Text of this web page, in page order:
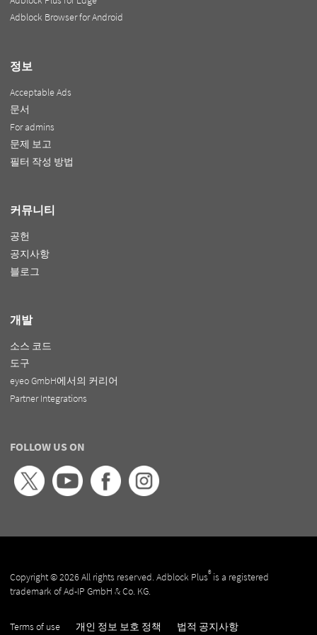
Adblock Browser for Android
정보
Acceptable Ads
문서
For admins
문제 보고
필터 작성 방법
커뮤니티
공헌
공지사항
블로그
개발
소스 코드
도구
eyeo GmbH에서의 커리어
Partner Integrations
FOLLOW US ON
Copyright © 2026 All rights reserved. Adblock Plus®is a registered
trademark of Ad-IP GmbH & Co. KG.
Terms of use 개인 정보 보호 정책 법적 공지사항